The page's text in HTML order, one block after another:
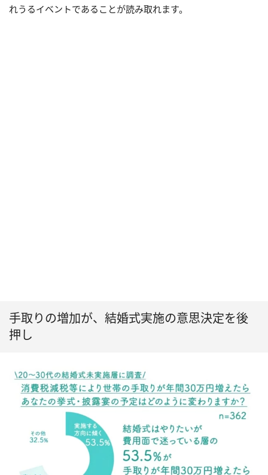
れうるイベントであることが読み取れます。
手取りの増加が、結婚式実施の意思決定を後
押し